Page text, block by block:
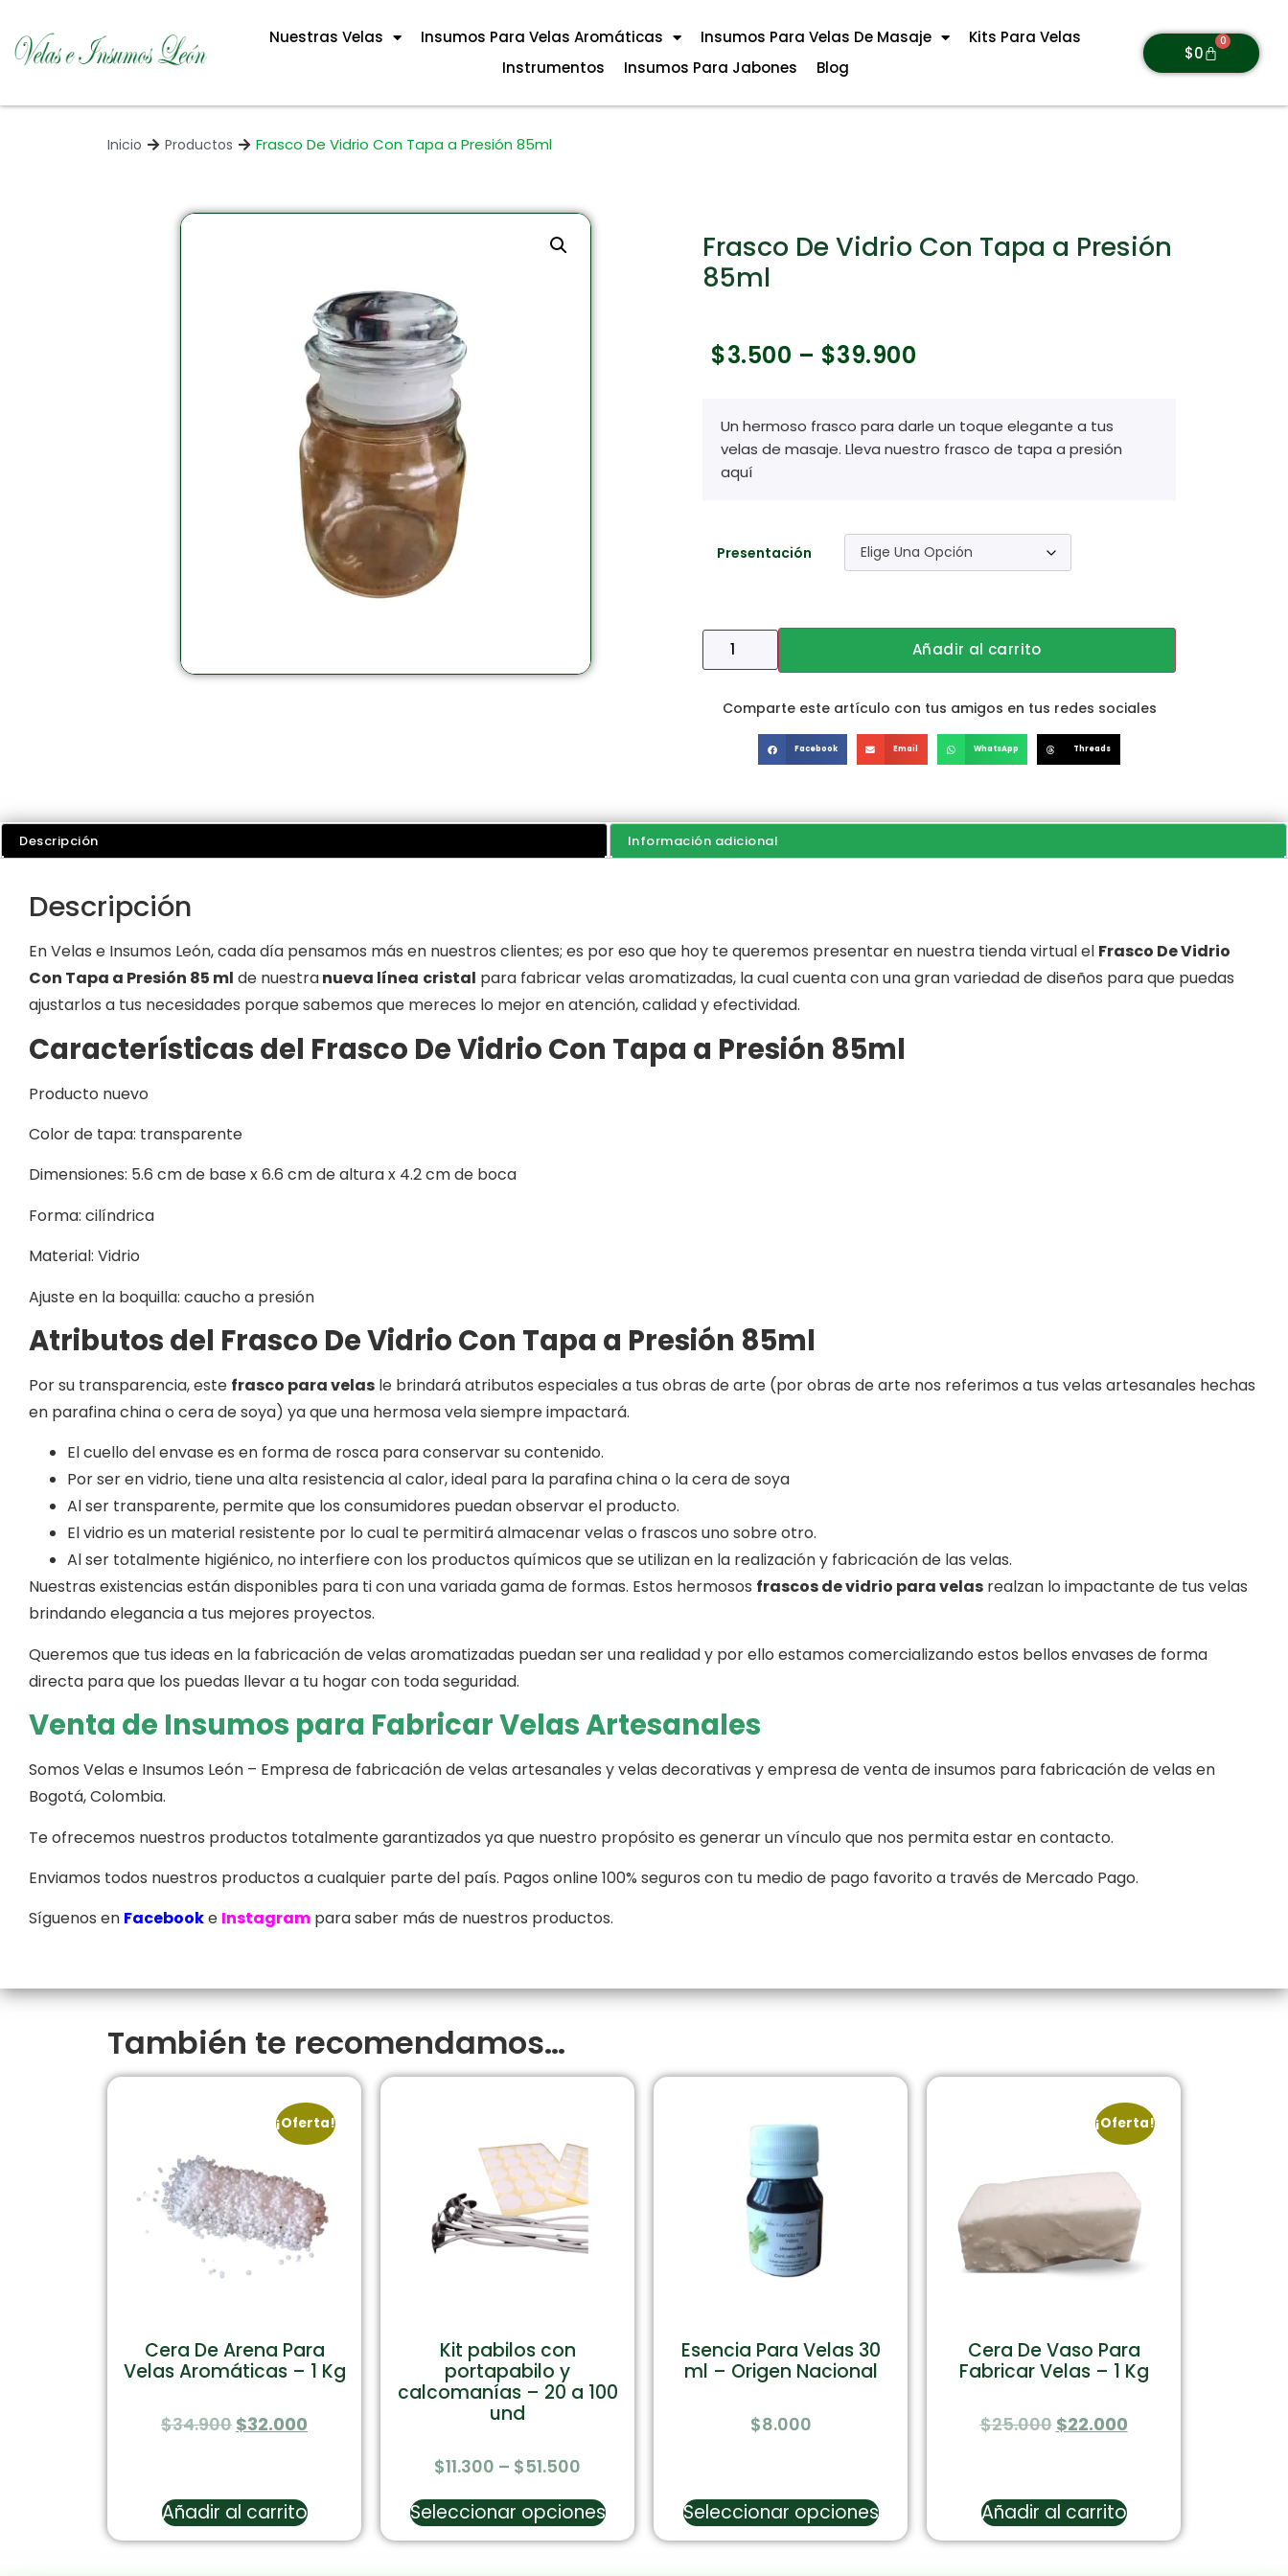
Nuestras Velas Insumos Para Velas Aromáticas Insumos Para Velas De Masaje
Kits Para Velas
Instrumentos
Insumos Para Jabones Blog
$0
0
Inicio Productos Frasco De Vidrio Con Tapa a Presión 85ml
Frasco De Vidrio Con Tapa a Presión
85ml
$3.500 – $39.900
Un hermoso frasco para darle un toque elegante a tus
velas de masaje. Lleva nuestro frasco de tapa a presión
aquí
Presentación
Añadir al carrito
Comparte este artículo con tus amigos en tus redes sociales
Facebook Email WhatsApp Threads
Descripción Información adicional
Descripción
En Velas e Insumos León, cada día pensamos más en nuestros clientes; es por eso que hoy te queremos presentar en nuestra tienda virtual el Frasco De Vidrio
Con Tapa a Presión 85 ml de nuestranueva línea cristal para fabricar velas aromatizadas, la cual cuenta con una gran variedad de diseños para que puedas
ajustarlos a tus necesidades porque sabemos que mereces lo mejor en atención, calidad y efectividad.
Características del Frasco De Vidrio Con Tapa a Presión 85ml
Producto nuevo
Color de tapa: transparente
Dimensiones: 5.6 cm de base x 6.6 cm de altura x 4.2 cm de boca
Forma: cilíndrica
Material: Vidrio
Ajuste en la boquilla: caucho a presión
Atributos del Frasco De Vidrio Con Tapa a Presión 85ml
Por su transparencia, este frasco para velas le brindará atributos especiales a tus obras de arte (por obras de arte nos referimos a tus velas artesanales hechas
en parafina china o cera de soya) ya que una hermosa vela siempre impactará.
El cuello del envase es en forma de rosca para conservar su contenido.
Por ser en vidrio, tiene una alta resistencia al calor, ideal para la parafina china o la cera de soya
Al ser transparente, permite que los consumidores puedan observar el producto.
El vidrio es un material resistente por lo cual te permitirá almacenar velas o frascos uno sobre otro.
Al ser totalmente higiénico, no interfiere con los productos químicos que se utilizan en la realización y fabricación de las velas.
Nuestras existencias están disponibles para ti con una variada gama de formas. Estos hermosos frascos de vidrio para velas realzan lo impactante de tus velas
brindando elegancia a tus mejores proyectos.
Queremos que tus ideas en la fabricación de velas aromatizadas puedan ser una realidad y por ello estamos comercializando estos bellos envases de forma
directa para que los puedas llevar a tu hogar con toda seguridad.
Venta de Insumos para Fabricar Velas Artesanales
Somos Velas e Insumos León – Empresa de fabricación de velas artesanales y velas decorativas y empresa de venta de insumos para fabricación de velas en
Bogotá, Colombia.
Te ofrecemos nuestros productos totalmente garantizados ya que nuestro propósito es generar un vínculo que nos permita estar en contacto.
Enviamos todos nuestros productos a cualquier parte del país. Pagos online 100% seguros con tu medio de pago favorito a través de Mercado Pago.
Síguenos en Facebooke Instagram para saber más de nuestros productos.
También te recomendamos…
¡Oferta!
Cera De Arena Para
Velas Aromáticas – 1 Kg
$34.900 $32.000
Añadir al carrito
Kit pabilos con
portapabilo y
calcomanías – 20 a 100
und
$11.300 – $51.500
Seleccionar opciones
Esencia Para Velas 30
ml – Origen Nacional
$8.000
Seleccionar opciones
¡Oferta!
Cera De Vaso Para
Fabricar Velas – 1 Kg
$25.000 $22.000
Añadir al carrito